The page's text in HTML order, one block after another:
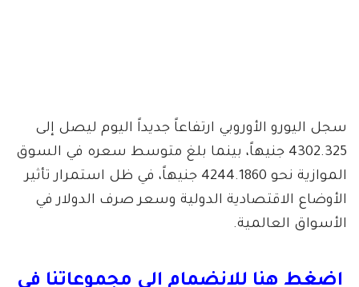
سجل اليورو الأوروبي ارتفاعاً جديداً اليوم ليصل إلى
4302.325 جنيهاً، بينما بلغ متوسط سعره في السوق
الموازية نحو 4244.1860 جنيهاً، في ظل استمرار تأثير
الأوضاع الاقتصادية الدولية وسعر صرف الدولار في
الأسواق العالمية.
اضغط هنا للانضمام الى مجموعاتنا في